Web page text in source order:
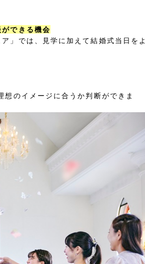
できる機会
」では、見学に加えて結婚式当日をよ
のイメージに合うか判断ができま